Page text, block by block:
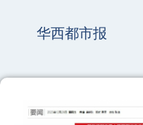
华西都市报